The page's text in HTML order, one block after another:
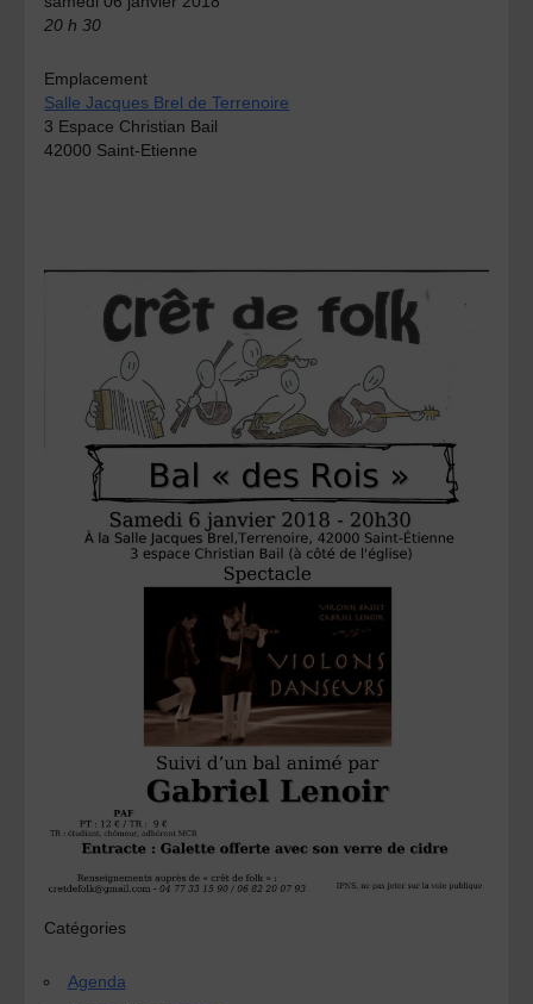
20 h 30
Emplacement
Salle Jacques Brel de Terrenoire
3 Espace Christian Bail
42000 Saint-Etienne
Catégories
Agenda